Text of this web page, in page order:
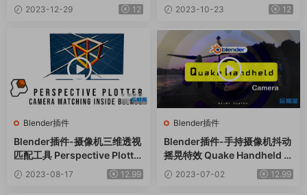
1
2023-12-29 12 2023-10-23 12
Blender插件
Blender插件-摄像机三维透视
匹配工具 Perspective Plotter
v1.1.02023-08-17 12.99
Blender插件
Blender插件-手持摄像机抖动
摇晃特效 Quake Handheld C
amera V1.0
2023-07-02 12.99